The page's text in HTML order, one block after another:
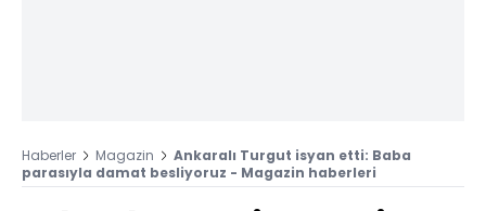
Haberler Magazin
Ankaralı Turgut isyan etti: Baba
parasıyla damat besliyoruz - Magazin haberleri